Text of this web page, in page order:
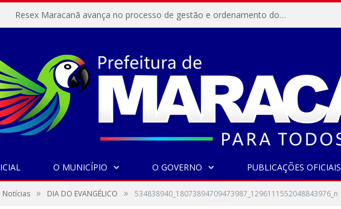
Resex Maracanã avança no processo de gestão e ordenamento do turismo em nossas áreas protegidas.
O MUNICÍPIO O GOVERNO PUBLICAÇÕES OFICIAIS
Notícias » DIA DO EVANGÉLICO » 534838940_18073894709473987_1296111552048843976_n